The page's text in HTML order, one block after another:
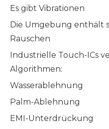
Es gibt Vibrationen
Die Umgebung enthält
Rauschen
Industrielle Touch-ICs
Algorithmen:
Wasserablehnung
Palm-Ablehnung
EMI-Unterdrückung